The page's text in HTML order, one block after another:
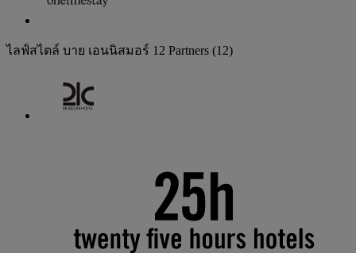
ไลฟ์สไตล์ บาย เอนนิสมอร์ 12 Partners (12)